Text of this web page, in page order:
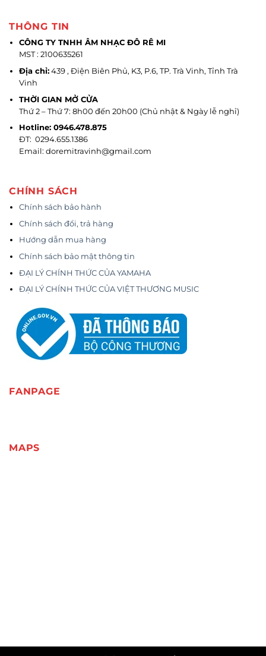
THÔNG TIN
CÔNG TY TNHH ÂM NHẠC ĐÔ RÊ MI
MST : 2100635261
Địa chỉ:439 , Điện Biên Phủ, K3, P.6, TP. Trà Vinh, Tỉnh Trà
Vinh
THỜI GIAN MỞ CỬA
Thứ 2 – Thứ 7: 8h00 đến 20h00 (Chủ nhật & Ngày lễ nghỉ)
Hotline: 0946.478.875
ĐT: 0294.655.1386
Email: doremitravinh@gmail.com
CHÍNH SÁCH
Chính sách bảo hành
Chính sách đổi, trả hàng
Hướng dẫn mua hàng
Chính sách bảo mật thông tin
ĐẠI LÝ CHÍNH THỨC CỦA YAMAHA
ĐẠI LÝ CHÍNH THỨC CỦA VIỆT THƯƠNG MUSIC
FANPAGE
MAPS